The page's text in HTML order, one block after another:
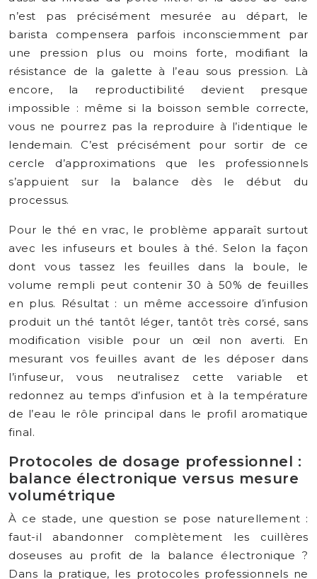
n’est pas précisément mesurée au départ, le
barista compensera parfois inconsciemment par
une pression plus ou moins forte, modifiant la
résistance de la galette à l’eau sous pression. Là
encore, la reproductibilité devient presque
impossible : même si la boisson semble correcte,
vous ne pourrez pas la reproduire à l’identique le
lendemain. C’est précisément pour sortir de ce
cercle d’approximations que les professionnels
s’appuient sur la balance dès le début du
processus.
Pour le thé en vrac, le problème apparaît surtout
avec les infuseurs et boules à thé. Selon la façon
dont vous tassez les feuilles dans la boule, le
volume rempli peut contenir 30 à 50% de feuilles
en plus. Résultat : un même accessoire d’infusion
produit un thé tantôt léger, tantôt très corsé, sans
modification visible pour un œil non averti. En
mesurant vos feuilles avant de les déposer dans
l’infuseur, vous neutralisez cette variable et
redonnez au temps d’infusion et à la température
de l’eau le rôle principal dans le profil aromatique
final.
Protocoles de dosage professionnel :
balance électronique versus mesure
volumétrique
À ce stade, une question se pose naturellement :
faut-il abandonner complètement les cuillères
doseuses au profit de la balance électronique ?
Dans la pratique, les protocoles professionnels ne